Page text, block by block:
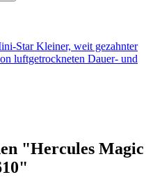
Star Kleiner, weit gezahnter
luftgetrockneten Dauer- und
"Hercules Magic